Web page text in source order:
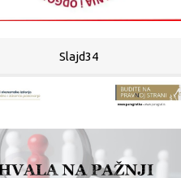
Slajd34